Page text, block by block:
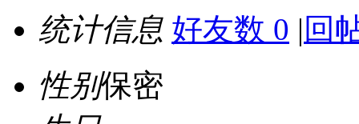
统计信息 好友数 0 | 回
性别保密